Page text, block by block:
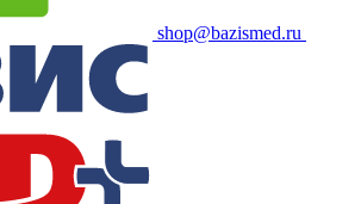
shop@bazismed.ru